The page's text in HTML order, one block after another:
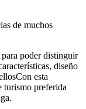
de muchos
poder distinguir
diseño
esta
turismo preferida